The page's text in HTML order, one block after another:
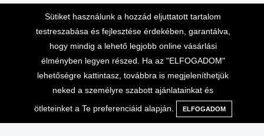
Menü Kategóriák Keresés
Sütiket használunk a hozzád eljuttatott tartalom
testreszabása és fejlesztése érdekében, garantálva,
hogy mindig a lehető legjobb online vásárlási
élményben legyen részed. Ha az "ELFOGADOM"
lehetőségre kattintasz, továbbra is megjeleníthetjük
neked a személyre szabott ajánlatainkat és
ötleteinket a Te preferenciáid alapján.
ELFOGADOM